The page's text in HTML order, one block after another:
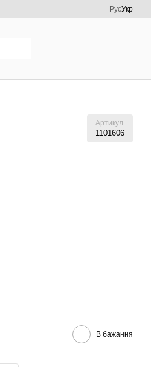
РусУкр
Артикул
1101606
В бажання